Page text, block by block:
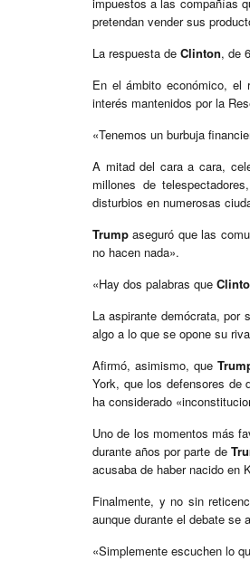
pretendan vender sus
La respuesta de Clinton, de
En el ámbito económico, el
interés mantenidos por la
«Tenemos un burbuja
A mitad del cara a cara,
millones de
disturbios en numerosas
Trump aseguró que las
no hacen nada».
«Hay dos palabras que
La aspirante demócrata, por
algo a lo que se opone su
Afirmó, asimismo, que
York, que los defensores de
ha considerado
Uno de los momentos más
durante años por parte de
acusaba de haber nacido en
Finalmente, y no sin
aunque durante el debate se
«Simplemente escuchen lo